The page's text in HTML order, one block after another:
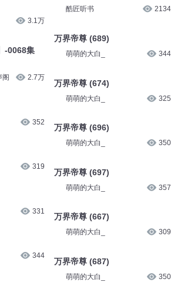
3.1万
-0068集
阁 2.7万
352
319
331
344
酷匠听书 2134
万界帝尊 (689)
萌萌的大白_ 344
万界帝尊 (674)
萌萌的大白_ 325
万界帝尊 (696)
萌萌的大白_ 350
万界帝尊 (697)
萌萌的大白_ 357
万界帝尊 (667)
萌萌的大白_ 309
万界帝尊 (687)
萌萌的大白_ 350